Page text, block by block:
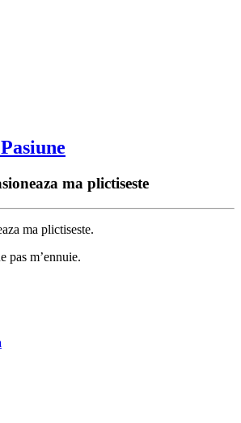
ma plictiseste
ma plictiseste.
pas m’ennuie.